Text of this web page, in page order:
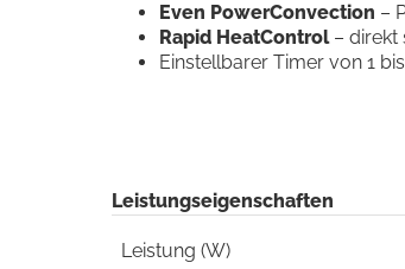
Even PowerConvection –
Rapid HeatControl– direkt
Einstellbarer Timer von 1
Leistungseigenschaften
Leistung (W)